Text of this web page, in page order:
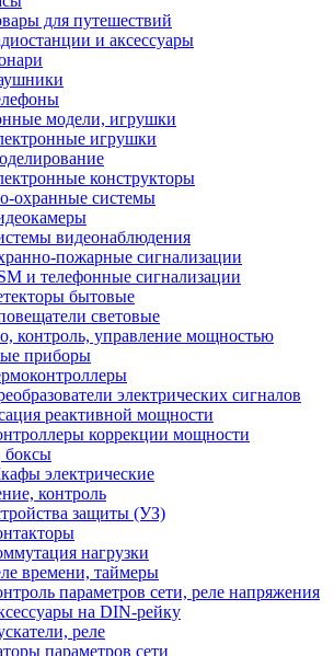
для путешествий
и аксессуары
модели, игрушки
игрушки
конструкторы
охранные системы
видеонаблюдения
пожарные сигнализации
и телефонные сигнализации
бытовые
световые
контроль, управление мощностью
приборы
электрических сигналов
реактивной мощности
коррекции мощности
электрические
контроль
защиты (УЗ)
нагрузки
времени, таймеры
параметров сети, реле напряжения
на DIN-рейку
реле
параметров сети